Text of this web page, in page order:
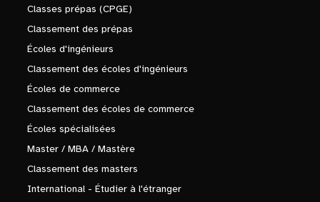
Classes prépas (CPGE)
Classement des prépas
Écoles d'ingénieurs
Classement des écoles d'ingénieurs
Écoles de commerce
Classement des écoles de commerce
Écoles spécialisées
Master / MBA / Mastère
Classement des masters
International - Étudier à l'étranger